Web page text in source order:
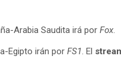
Arabia Saudita irá por Fox
Egipto irán por FS1 . El